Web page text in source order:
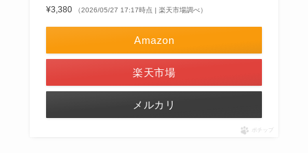
¥3,380 （2026/05/27 17:17時点 | 楽天市場調べ）
Amazon
楽天市場
メルカリ
ポチップ